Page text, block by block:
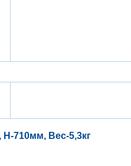
710мм, Вес-5,3кг